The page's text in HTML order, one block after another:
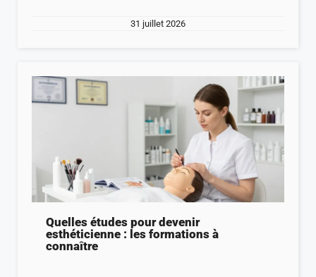
31 juillet 2026
Quelles études pour devenir
esthéticienne : les formations à
connaître